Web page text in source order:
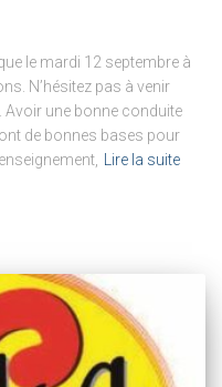
le mardi 12 septembre à
N’hésitez pas à venir
Avoir une bonne conduite
de bonnes bases pour
Lire la suite